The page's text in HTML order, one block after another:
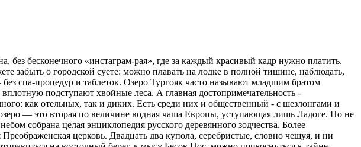
бесконечного «инстаграм-рая», где за каждый красивый кадр нужно платить.
забыть о городской суете: можно плавать на лодке в полной тишине, наблюдать,
спа-процедур и таблеток. Озеро Тургояк часто называют младшим братом
подступают хвойные леса. А главная достопримечательность -
как отельных, так и диких. Есть среди них и общественный - с шезлонгами и
— это вторая по величине водная чаша Европы, уступающая лишь Ладоге. Но не
собрана целая энциклопедия русского деревянного зодчества. Более
церковь. Двадцать два купола, серебристые, словно чешуя, и ни